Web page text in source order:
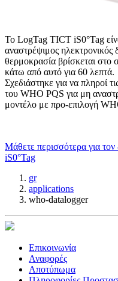
Το LogTag TICT iS0°Tag
αναστρέψιμος ηλεκτρονικός
θερμοκρασία βρίσκεται στο
κάτω από αυτό για 60 λεπτά.
Σχεδιάστηκε για να πληροί
του WHO PQS για μη
μοντέλο με προ-επιλογή
Μάθετε περισσότερα για
iS0°Tag
gr
applications
who-datalogger
Επικοινωνία
Αναφορές
Αποτύπωμα